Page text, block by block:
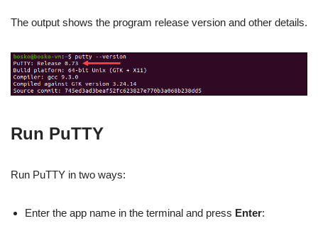
The output shows the program release version and other details.
Run PuTTY
Run PuTTY in two ways:
Enter the app name in the terminal and press Enter: